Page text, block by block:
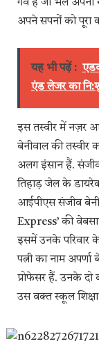
गर्व है जो भले अपनी
अपने सपनों को पूरा
यह भी पढ़ें :
एंड लेजर का
इस तस्वीर में नज़र
बेनीवाल की तस्वीर
अलग इंसान हैं.
तिहाड़ जेल के
आईपीएस संजीव
Express’ की
इसमें उनके परिवार
पत्नी का नाम
प्रोफेसर हैं. उनके दो
उस वक्त स्कूल